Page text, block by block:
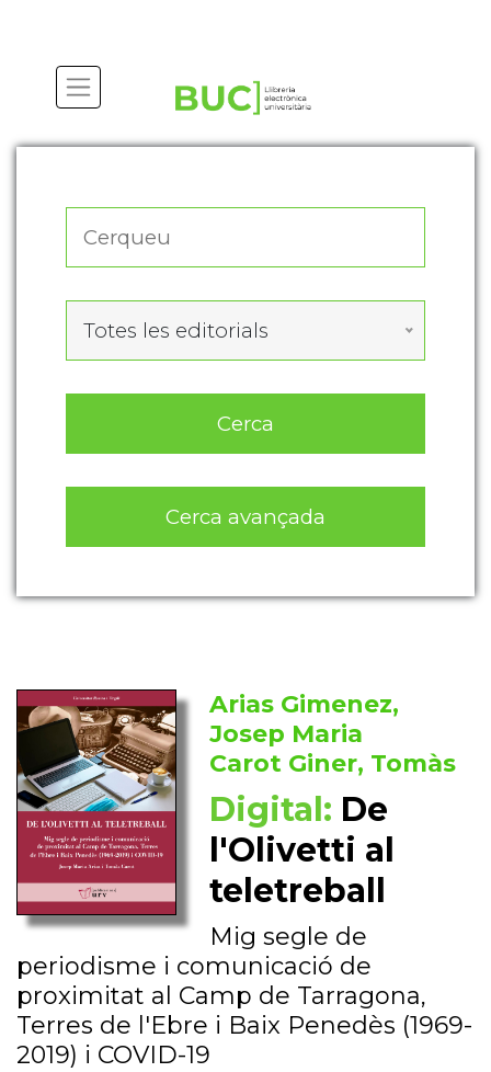
Totes les editorials
Cerca
Cerca avançada
Arias Gimenez,
Josep Maria
Carot Giner, Tomàs
Digital: De
l'Olivetti al
teletreball
Mig segle de
periodisme i comunicació de
proximitat al Camp de Tarragona,
Terres de l'Ebre i Baix Penedès (1969-
2019) i COVID-19